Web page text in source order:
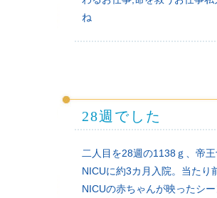
ね
28週でした
二人目を28週の1138ｇ、帝王
NICUに約3カ月入院。当たり
NICUの赤ちゃんが映ったシ